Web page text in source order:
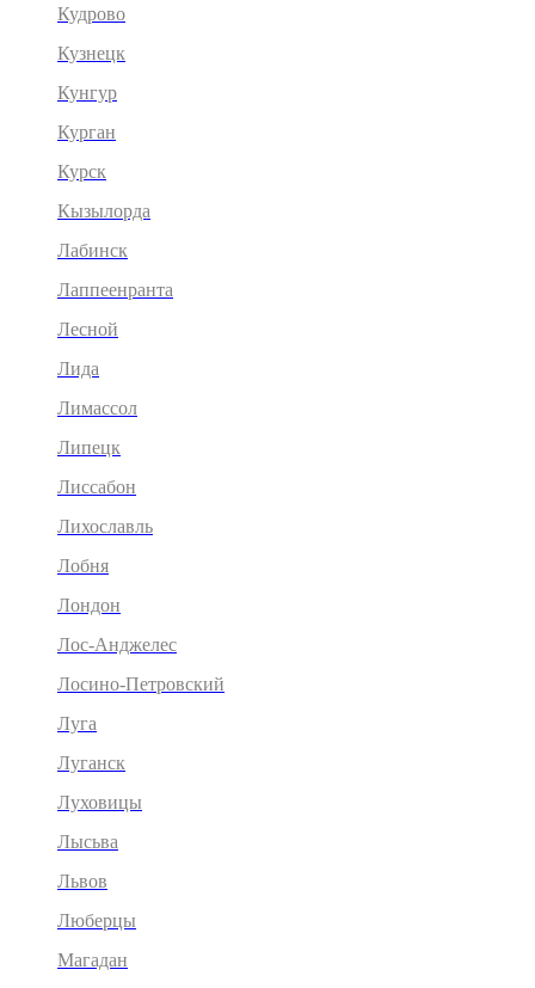
Кудрово
Кузнецк
Кунгур
Курган
Курск
Кызылорда
Лабинск
Лаппеенранта
Лесной
Лида
Лимассол
Липецк
Лиссабон
Лихославль
Лобня
Лондон
Лос-Анджелес
Лосино-Петровский
Луга
Луганск
Луховицы
Лысьва
Львов
Люберцы
Магадан